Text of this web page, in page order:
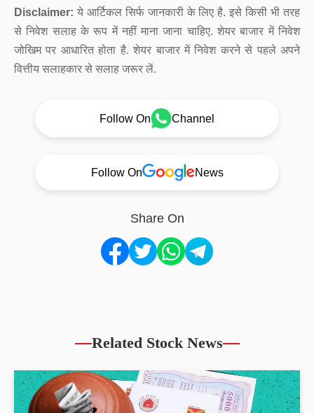
Disclaimer: ये आर्टिकल सिर्फ जानकारी के लिए है. इसे किसी भी तरह
से निवेश सलाह के रूप में नहीं माना जाना चाहिए. शेयर बाजार में निवेश
जोखिम पर आधारित होता है. शेयर बाजार में निवेश करने से पहले अपने
वित्तीय सलाहकार से सलाह जरूर लें.
Follow On Channel
Follow On News
Share On
Related Stock News